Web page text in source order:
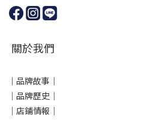
關於我們
｜ 品牌故事 ｜
｜品牌歷史 ｜
｜店鋪情報｜